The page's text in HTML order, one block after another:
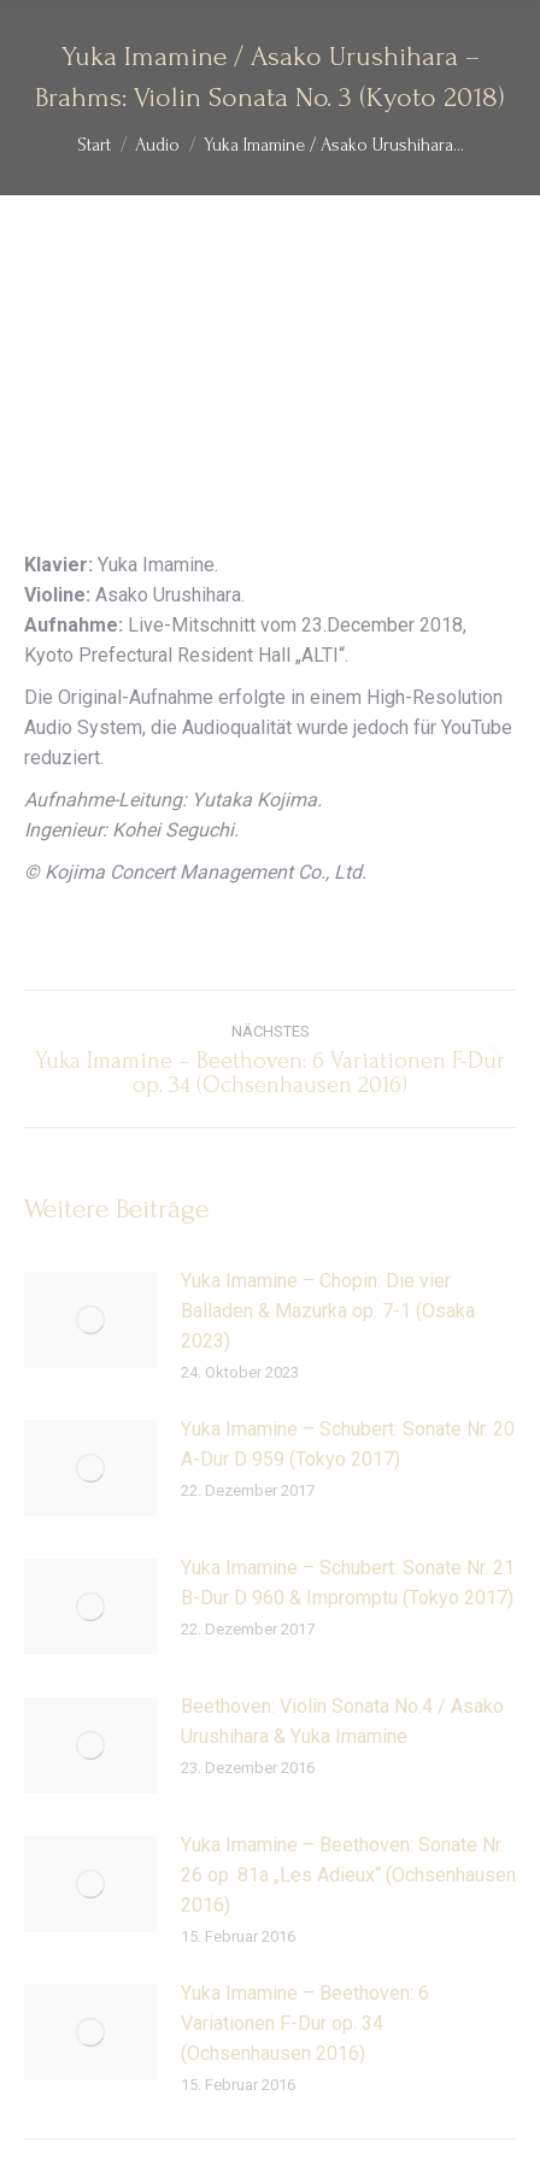
Yuka Imamine / Asako Urushihara –
Brahms: Violin Sonata No. 3 (Kyoto 2018)
Sie befinden sich hier:
Start Audio Yuka Imamine / Asako Urushihara…
Klavier: Yuka Imamine.
Violine: Asako Urushihara.
Aufnahme: Live-Mitschnitt vom 23.December 2018,
Kyoto Prefectural Resident Hall „ALTI“.
Die Original-Aufnahme erfolgte in einem High-Resolution
Audio System, die Audioqualität wurde jedoch für YouTube
reduziert.
Aufnahme-Leitung: Yutaka Kojima.
Ingenieur: Kohei Seguchi.
© Kojima Concert Management Co., Ltd.
Kommentarnavigation
NÄCHSTES
Nächster
Yuka Imamine – Beethoven: 6 Variationen F-Dur
op. 34 (Ochsenhausen 2016)
Weitere Beiträge
Yuka Imamine – Chopin: Die vier
Balladen & Mazurka op. 7-1 (Osaka
2023)
24. Oktober 2023
Yuka Imamine – Schubert: Sonate Nr. 20
A-Dur D 959 (Tokyo 2017)
22. Dezember 2017
Yuka Imamine – Schubert: Sonate Nr. 21
B-Dur D 960 & Impromptu (Tokyo 2017)
22. Dezember 2017
Beethoven: Violin Sonata No.4 / Asako
Urushihara & Yuka Imamine
23. Dezember 2016
Yuka Imamine – Beethoven: Sonate Nr.
26 op. 81a „Les Adieux“ (Ochsenhausen
2016)
15. Februar 2016
Yuka Imamine – Beethoven: 6
Variationen F-Dur op. 34
(Ochsenhausen 2016)
15. Februar 2016